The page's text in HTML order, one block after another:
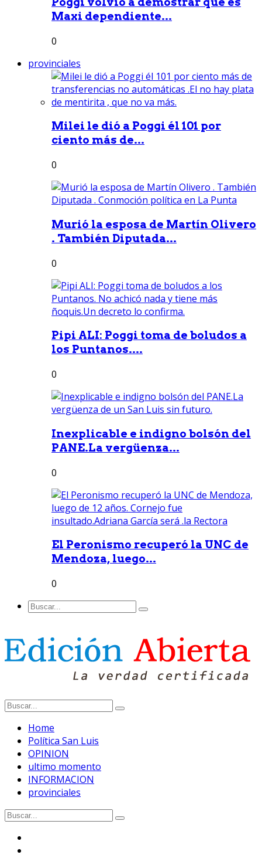
Maxi dependiente...
0
provinciales
Milei le dió a Poggi él 101 por
ciento más de...
0
Murió la esposa de Martín Olivero
. También Diputada...
0
Pipi ALI: Poggi toma de boludos a
los Puntanos....
0
Inexplicable e indigno bolsón del
PANE.La vergüenza...
0
El Peronismo recuperó la UNC de
Mendoza, luego...
0
Home
Política San Luis
OPINION
ultimo momento
INFORMACION
provinciales